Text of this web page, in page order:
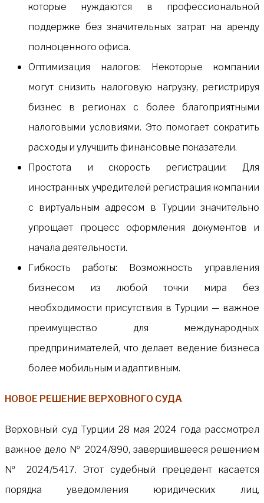
которые нуждаются в профессиональной
поддержке без значительных затрат на аренду
полноценного офиса.
Оптимизация налогов: Некоторые компании
могут снизить налоговую нагрузку, регистрируя
бизнес в регионах с более благоприятными
налоговыми условиями. Это помогает сократить
расходы и улучшить финансовые показатели.
Простота и скорость регистрации: Для
иностранных учредителей регистрация компании
с виртуальным адресом в Турции значительно
упрощает процесс оформления документов и
начала деятельности.
Гибкость работы: Возможность управления
бизнесом из любой точки мира без
необходимости присутствия в Турции — важное
преимущество для международных
предпринимателей, что делает ведение бизнеса
более мобильным и адаптивным.
НОВОЕ РЕШЕНИЕ ВЕРХОВНОГО СУДА
Верховный суд Турции 28 мая 2024 года рассмотрел
важное дело № 2024/890, завершившееся решением
№ 2024/5417. Этот судебный прецедент касается
порядка уведомления юридических лиц,